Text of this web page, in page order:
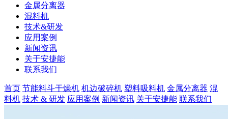
金属分离器
混料机
技术&研发
应用案例
新闻资讯
关于安捷能
联系我们
首页 节能料斗干燥机 机边破碎机 塑料吸料机 金属分离器 混
料机 技术 & 研发 应用案例 新闻资讯 关于安捷能 联系我们